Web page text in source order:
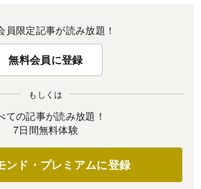
員限定記事が読み放題！
無料会員に登録
もしくは
ての記事が読み放題！
7日間無料体験
ンド・プレミアムに登録